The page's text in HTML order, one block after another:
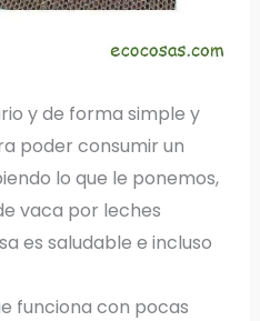
y de forma simple y
poder consumir un
lo que le ponemos,
vaca por leches
es saludable e incluso
funciona con pocas